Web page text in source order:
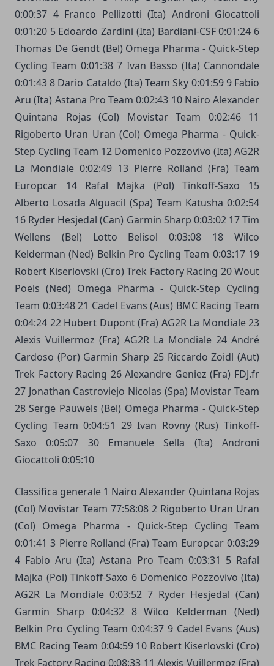
0:00:37 4 Franco Pellizotti (Ita) Androni Giocattoli
0:01:20 5 Edoardo Zardini (Ita) Bardiani-CSF 0:01:24 6
Thomas De Gendt (Bel) Omega Pharma - Quick-Step
Cycling Team 0:01:38 7 Ivan Basso (Ita) Cannondale
0:01:43 8 Dario Cataldo (Ita) Team Sky 0:01:59 9 Fabio
Aru (Ita) Astana Pro Team 0:02:43 10 Nairo Alexander
Quintana Rojas (Col) Movistar Team 0:02:46 11
Rigoberto Uran Uran (Col) Omega Pharma - Quick-
Step Cycling Team 12 Domenico Pozzovivo (Ita) AG2R
La Mondiale 0:02:49 13 Pierre Rolland (Fra) Team
Europcar 14 Rafal Majka (Pol) Tinkoff-Saxo 15
Alberto Losada Alguacil (Spa) Team Katusha 0:02:54
16 Ryder Hesjedal (Can) Garmin Sharp 0:03:02 17 Tim
Wellens (Bel) Lotto Belisol 0:03:08 18 Wilco
Kelderman (Ned) Belkin Pro Cycling Team 0:03:17 19
Robert Kiserlovski (Cro) Trek Factory Racing 20 Wout
Poels (Ned) Omega Pharma - Quick-Step Cycling
Team 0:03:48 21 Cadel Evans (Aus) BMC Racing Team
0:04:24 22 Hubert Dupont (Fra) AG2R La Mondiale 23
Alexis Vuillermoz (Fra) AG2R La Mondiale 24 André
Cardoso (Por) Garmin Sharp 25 Riccardo Zoidl (Aut)
Trek Factory Racing 26 Alexandre Geniez (Fra) FDJ.fr
27 Jonathan Castroviejo Nicolas (Spa) Movistar Team
28 Serge Pauwels (Bel) Omega Pharma - Quick-Step
Cycling Team 0:04:51 29 Ivan Rovny (Rus) Tinkoff-
Saxo 0:05:07 30 Emanuele Sella (Ita) Androni
Giocattoli 0:05:10
Classifica generale 1 Nairo Alexander Quintana Rojas
(Col) Movistar Team 77:58:08 2 Rigoberto Uran Uran
(Col) Omega Pharma - Quick-Step Cycling Team
0:01:41 3 Pierre Rolland (Fra) Team Europcar 0:03:29
4 Fabio Aru (Ita) Astana Pro Team 0:03:31 5 Rafal
Majka (Pol) Tinkoff-Saxo 6 Domenico Pozzovivo (Ita)
AG2R La Mondiale 0:03:52 7 Ryder Hesjedal (Can)
Garmin Sharp 0:04:32 8 Wilco Kelderman (Ned)
Belkin Pro Cycling Team 0:04:37 9 Cadel Evans (Aus)
BMC Racing Team 0:04:59 10 Robert Kiserlovski (Cro)
Trek Factory Racing 0:08:33 11 Alexis Vuillermoz (Fra)